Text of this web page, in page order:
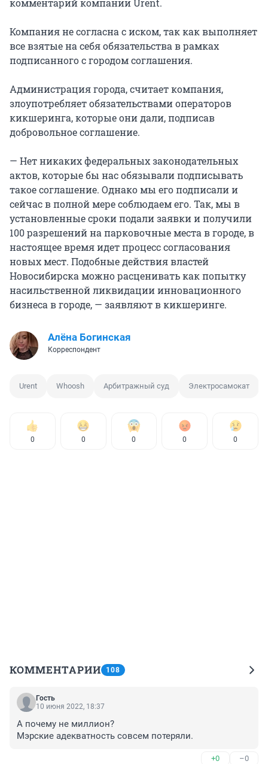
комментарий компании Urent.
Компания не согласна с иском, так как выполняет
все взятые на себя обязательства в рамках
подписанного с городом соглашения.
Администрация города, считает компания,
злоупотребляет обязательствами операторов
кикшеринга, которые они дали, подписав
добровольное соглашение.
— Нет никаких федеральных законодательных
актов, которые бы нас обязывали подписывать
такое соглашение. Однако мы его подписали и
сейчас в полной мере соблюдаем его. Так, мы в
установленные сроки подали заявки и получили
100 разрешений на парковочные места в городе, в
настоящее время идет процесс согласования
новых мест. Подобные действия властей
Новосибирска можно расценивать как попытку
насильственной ликвидации инновационного
бизнеса в городе, — заявляют в кикшеринге.
Алёна Богинская
Корреспондент
Urent Whoosh Арбитражный суд Электросамокат
0 0 0 0 0
КОММЕНТАРИИ 108
Гость
10 июня 2022, 18:37
А почему не миллион?
Мэрские адекватность совсем потеряли.
+0 –0